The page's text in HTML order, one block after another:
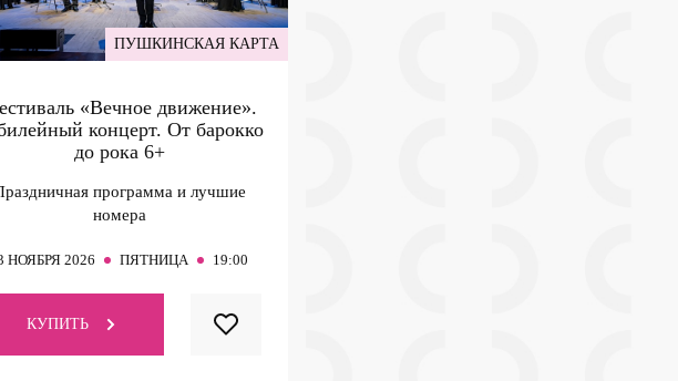
ПУШКИНСКАЯ КАРТА
«Вечное движение».
концерт. От барокко
до рока 6+
программа и лучшие
номера
НОЯБРЯ 2026 ПЯТНИЦА 19:00
КУПИТЬ